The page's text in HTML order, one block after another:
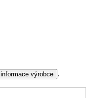
informace výrobce .